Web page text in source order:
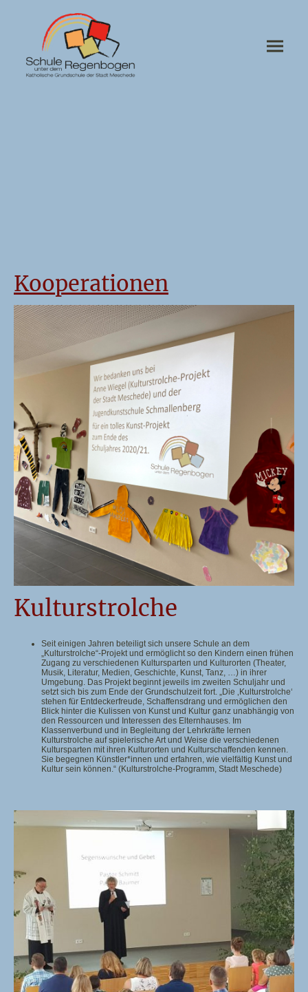
Kooperationen
Kulturstrolche
Seit einigen Jahren beteiligt sich unsere Schule an dem
„Kulturstrolche“-Projekt und ermöglicht so den Kindern einen frühen
Zugang zu verschiedenen Kultursparten und Kulturorten (Theater,
Musik, Literatur, Medien, Geschichte, Kunst, Tanz, …) in ihrer
Umgebung. Das Projekt beginnt jeweils im zweiten Schuljahr und
setzt sich bis zum Ende der Grundschulzeit fort. „Die ‚Kulturstrolche‘
stehen für Entdeckerfreude, Schaffensdrang und ermöglichen den
Blick hinter die Kulissen von Kunst und Kultur ganz unabhängig von
den Ressourcen und Interessen des Elternhauses. Im
Klassenverbund und in Begleitung der Lehrkräfte lernen
Kulturstrolche auf spielerische Art und Weise die verschiedenen
Kultursparten mit ihren Kulturorten und Kulturschaffenden kennen.
Sie begegnen Künstler*innen und erfahren, wie vielfältig Kunst und
Kultur sein können.“ (Kulturstrolche-Programm, Stadt Meschede)